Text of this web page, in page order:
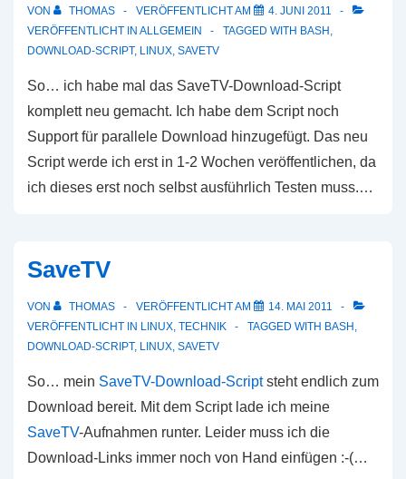
VON THOMAS VERÖFFENTLICHT AM
4. JUNI 2011
VERÖFFENTLICHT IN ALLGEMEIN TAGGED WITH BASH ,
DOWNLOAD-SCRIPT, LINUX, SAVETV
So… ich habe mal das SaveTV-Download-Script
komplett neu gemacht. Ich habe dem Script noch
Support für parallele Download hinzugefügt. Das neu
Script werde ich erst in 1-2 Wochen veröffentlichen, da
ich dieses erst noch selbst ausführlich Testen muss.…
SaveTV
VON THOMAS VERÖFFENTLICHT AM
14. MAI 2011
VERÖFFENTLICHT IN LINUX, TECHNIK TAGGED WITH BASH ,
DOWNLOAD-SCRIPT, LINUX, SAVETV
So… mein SaveTV-Download-Scriptsteht endlich zum
Download bereit. Mit dem Script lade ich meine
SaveTV-Aufnahmen runter. Leider muss ich die
Download-Links immer noch von Hand einfügen :-(…